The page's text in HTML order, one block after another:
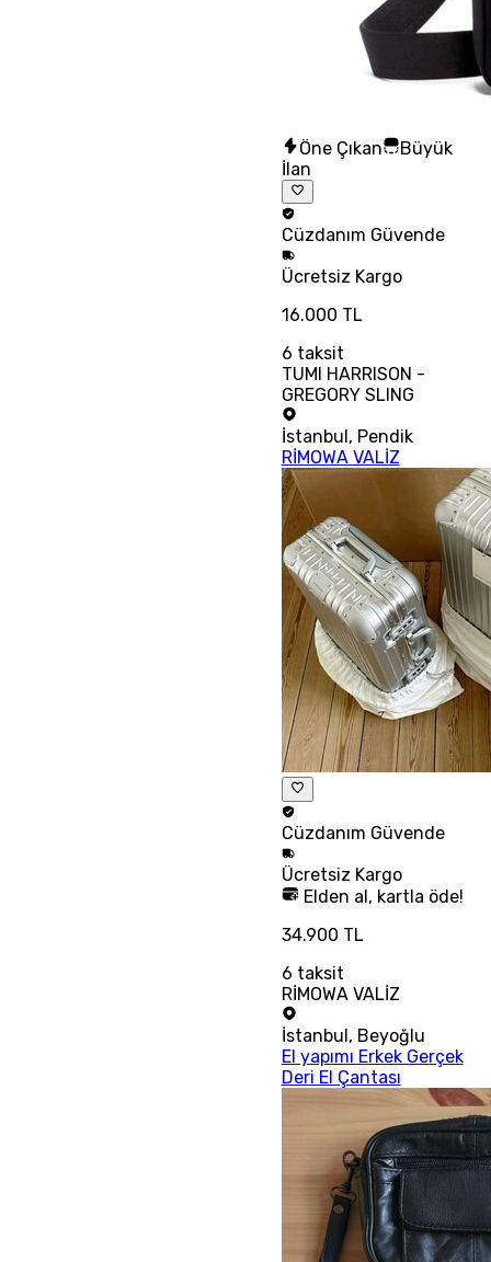
Öne Çıkan
Büyük
İlan
Cüzdanım Güvende
Ücretsiz Kargo
16.000 TL
6 taksit
TUMI HARRISON -
GREGORY SLING
İstanbul , Pendik
RİMOWA VALİZ
Cüzdanım Güvende
Ücretsiz Kargo
Elden al, kartla öde!
34.900 TL
6 taksit
RİMOWA VALİZ
İstanbul, Beyoğlu
El yapımı Erkek Gerçek
Deri El Çantası